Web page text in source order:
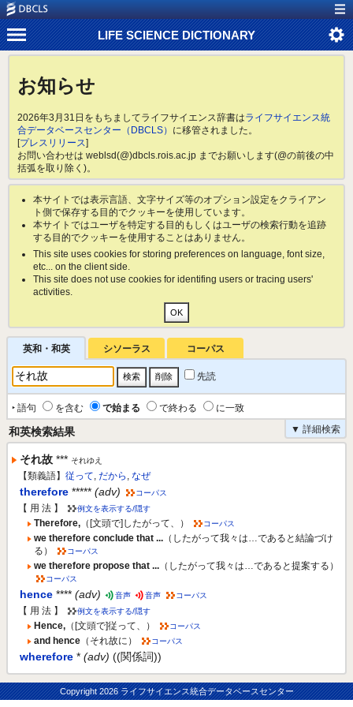
LIFE SCIENCE DICTIONARY
お知らせ
2026年3月31日をもちましてライフサイエンス辞書はライフサイエンス統
合データベースセンター（DBCLS） に移管されました。
[プレスリリース]
お問い合わせは weblsd(@)dbcls.rois.ac.jp までお願いします(@の前後の中
括弧を取り除く)。
本サイトでは表示言語、文字サイズ等のオプション設定をクライアン
ト側で保存する目的でクッキーを使用しています。
本サイトではユーザを特定する目的もしくはユーザの検索行動を追跡
する目的でクッキーを使用することはありません。
This site uses cookies for storing preferences on language, font size,
etc... on the client side.
This site does not use cookies for identifing users or tracing users'
activities.
英和・和英 シソーラス コーパス
先読
‣ 語句 を含む で始まる で終わる
に一致
▼ 詳細検索
和英検索結果
それ故 *** それゆえ
【類義語】 従って, だから , なぜ
therefore ***** (adv) コーパス
【 用 法 】 例文を表示する/隠す
Therefore, （[文頭で]したがって、） コーパス
we therefore conclude that ... （したがって我々は…であると結論づけ
る）
コーパス
we therefore propose that ... （したがって我々は…であると提案する）
コーパス
hence **** (adv) 音声 音声 コーパス
【 用 法 】 例文を表示する/隠す
Hence, （[文頭で]従って、） コーパス
and hence （それ故に） コーパス
wherefore * (adv) ((関係詞))
Copyright2026 ライフサイエンス統合データベースセンター